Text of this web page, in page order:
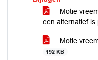
Motie
een alternatief
Motie
192 KB